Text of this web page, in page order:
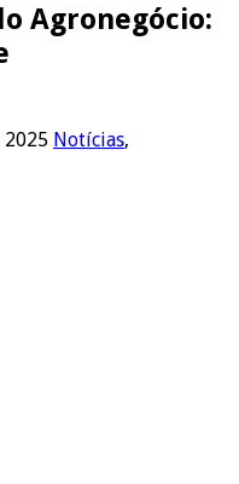
Agronegócio:
2025 Notícias,